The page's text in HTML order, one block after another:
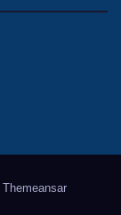
Themeansar